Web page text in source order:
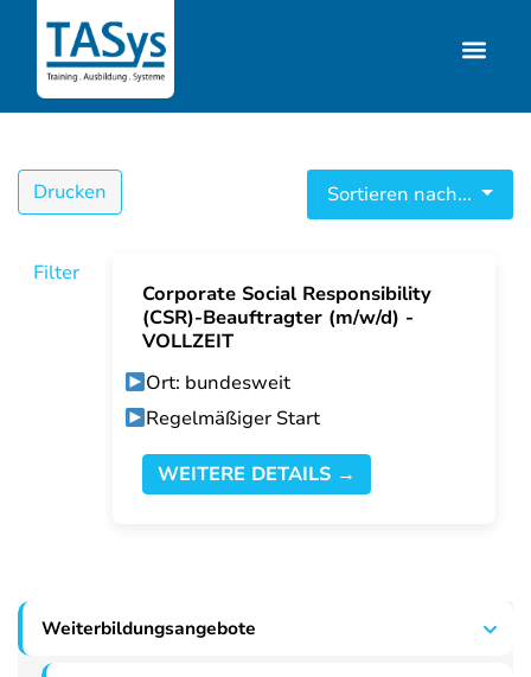
Drucken Sortieren nach...
Filter
Corporate Social Responsibility
(CSR)-Beauftragter (m/w/d) -
VOLLZEIT
Ort: bundesweit
Regelmäßiger Start
WEITERE DETAILS →
Weiterbildungsangebote